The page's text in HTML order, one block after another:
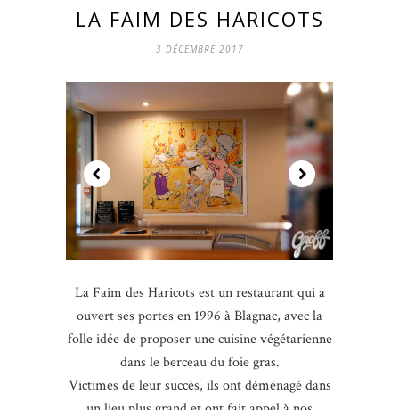
LA FAIM DES HARICOTS
3 DÉCEMBRE 2017
La Faim des Haricots est un restaurant qui a
ouvert ses portes en 1996 à Blagnac, avec la
folle idée de proposer une cuisine végétarienne
dans le berceau du foie gras.
Victimes de leur succès, ils ont déménagé dans